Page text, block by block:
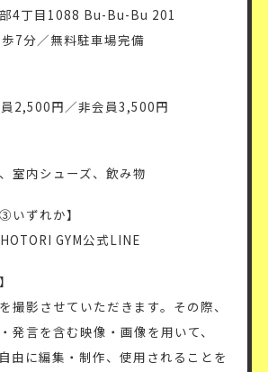
4丁目1088 Bu-Bu-Bu 201
7分／無料駐車場完備
員2,500円／非会員3,500円
室内シューズ、飲み物
いずれか】
GYM公式LINE
撮影させていただきます。その際、
発言を含む映像・画像を用いて、
由に編集・制作、使用されることを